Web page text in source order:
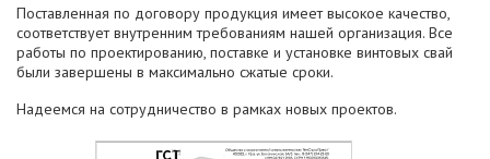
Поставленная по договору продукция имеет высокое качество,
соответствует внутренним требованиям нашей организация. Все
работы по проектированию, поставке и установке винтовых свай
были завершены в максимально сжатые сроки.
Надеемся на сотрудничество в рамках новых проектов.​